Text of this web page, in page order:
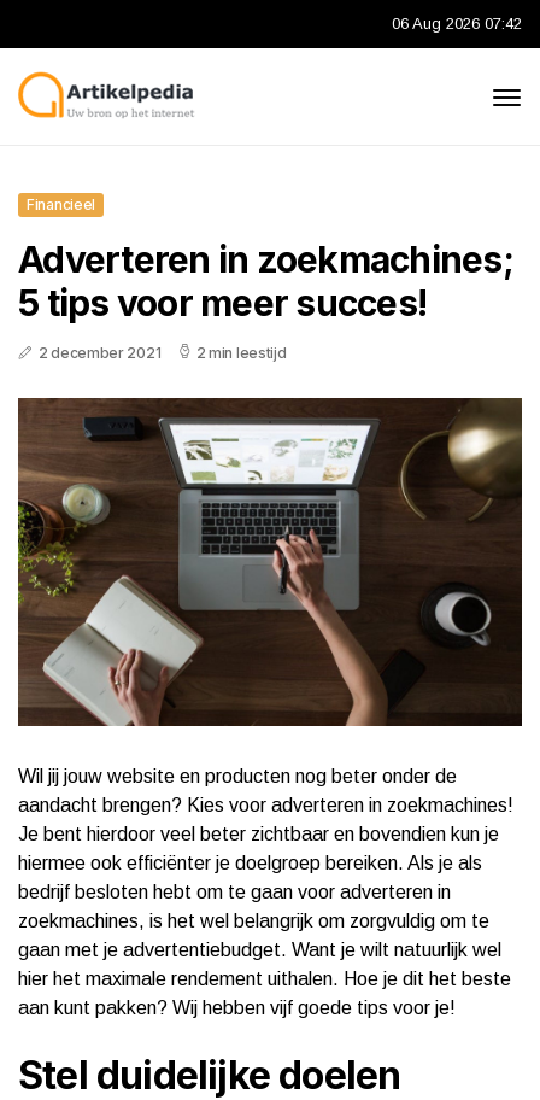
06 Aug 2026 07:42
Financieel
Adverteren in zoekmachines;
5 tips voor meer succes!
2 december 2021 2 min leestijd
Wil jij jouw website en producten nog beter onder de
aandacht brengen? Kies voor adverteren in zoekmachines!
Je bent hierdoor veel beter zichtbaar en bovendien kun je
hiermee ook efficiënter je doelgroep bereiken. Als je als
bedrijf besloten hebt om te gaan voor adverteren in
zoekmachines, is het wel belangrijk om zorgvuldig om te
gaan met je advertentiebudget. Want je wilt natuurlijk wel
hier het maximale rendement uithalen. Hoe je dit het beste
aan kunt pakken? Wij hebben vijf goede tips voor je!
Stel duidelijke doelen